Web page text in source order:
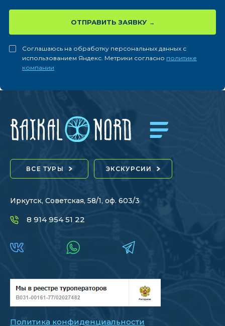
ОТПРАВИТЬ ЗАЯВКУ
Соглашаюсь на обработку персональных данных с
использованием Яндекс. Метрики согласно политике
компании
ВСЕ ТУРЫ ЭКСКУРСИИ
Иркутск, Советская, 58/1, оф. 603/3
8 914 954 51 22
Политика конфиденциальности